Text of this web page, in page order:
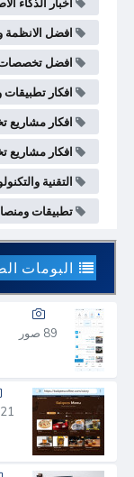
افضل الانظمة
افضل تخصصات
افكار تطبيقات
افكار مشاريع
افكار مشاريع
التقنية
تطبيقات
البومات
89 صور
21 صور